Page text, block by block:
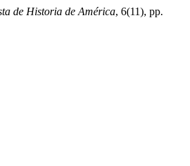
de Historia de América, 6(11), pp.